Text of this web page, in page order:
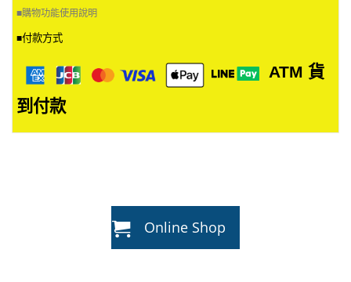
■購物功能使用說明
■付款方式
ATM 貨
到付款
Online Shop